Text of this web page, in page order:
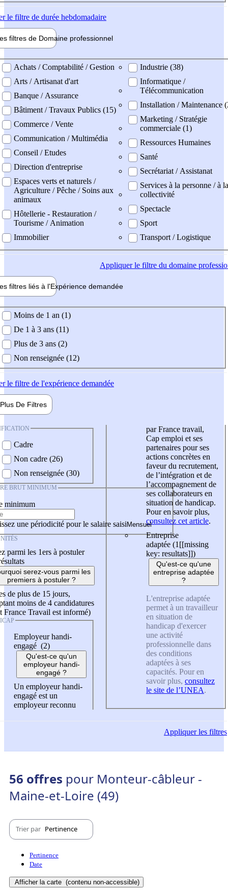
le filtre de durée hebdomadaire
filtres de Domaine professionnel
professionel
Achats / Comptabilité / Gestion
Arts / Artisanat d'art
Banque / Assurance
Bâtiment / Travaux Publics (15)
Commerce / Vente
Communication / Multimédia
Conseil / Etudes
Direction d'entreprise
Espaces verts et naturels /
Agriculture / Pêche / Soins aux
animaux
Hôtellerie - Restauration /
Tourisme / Animation
Immobilier
Industrie (38)
Informatique /
Télécommunication
Installation / Maintenance
Marketing / Stratégie
commerciale (1)
Ressources Humaines
Santé
Secrétariat / Assistanat
Services à la personne / à la
collectivité
Spectacle
Sport
Transport / Logistique
Appliquerle filtre du domaine
filtres liés à l'Expérience demandée
demandée
Moins de 1 an (1)
De 1 à 3 ans (11)
Plus de 3 ans (2)
Non renseignée (12)
le filtre de l'expérience demandée
Plus De Filtres
Cadre
Non cadre (26)
Non renseignée (30)
BRUT MINIMUM
minimum
une périodicité pour le salaire saisi
parmi les 1ers à postuler
serez-vous parmi les
premiers à postuler ?
de plus de 15 jours,
moins de 4 candidatures
France Travail est informé)
Employeur handi-
engagé (2)
Qu'est-ce qu'un
employeur handi-
engagé ?
Un employeur handi-
engagé est un
employeur reconnu
par France travail,
Cap emploi et ses
partenaires pour ses
actions concrètes en
faveur du recrutement,
de l’intégration et de
l’accompagnement de
ses collaborateurs en
situation de handicap.
Pour en savoir plus,
consultez cet article.
Entreprise
adaptée (1 [[missing
key: resultats]])
Qu'est-ce qu'une
entreprise adaptée
?
L'entreprise adaptée
permet à un travailleur
en situation de
handicap d'exercer
une activité
professionnelle dans
des conditions
adaptées à ses
capacités. Pour en
savoir plus, consultez
le site de l’UNEA.
Appliquerles filtres
56 offres pour Monteur-câbleur -
Maine-et-Loire (49)
Trier par Pertinence
Pertinence
Date
Afficher la carte (contenu non-accessible)